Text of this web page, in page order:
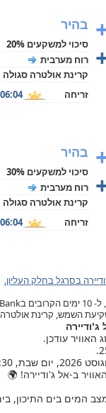
בהיר
סיכוי למשקעים 20%
רוח מערבית
קרינת אולטרה סגולה
זריחה
06:04
בהיר
סיכוי למשקעים 30%
רוח מערבית
קרינת אולטרה סגולה
זריחה
06:04
בסרגל בחלק העליון.
השמש, קרינת
ב-אל ג'ודיירה! 🌍
המים בים התיכון,